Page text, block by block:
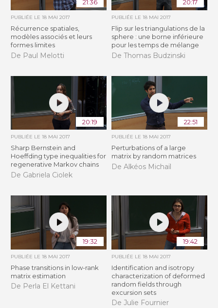
21:36
PUBLIÉE LE18 MAI 2017
Récurrence spatiales,
modèles associés et leurs
formes limites
De Paul Melotti
20:17
PUBLIÉE LE 18 MAI 2017
Flip sur les triangulations de la
sphere : une borne inférieure
pour les temps de mélange
De Thomas Budzinski
20:19
PUBLIÉE LE18 MAI 2017
Sharp Bernstein and
Hoeffding type inequalities for
regenerative Markov chains
De Gabriela Ciolek
22:51
PUBLIÉE LE 18 MAI 2017
Perturbations of a large
matrix by random matrices
De Alkéos Michaïl
19:32
PUBLIÉE LE18 MAI 2017
Phase transitions in low-rank
matrix estimation
De Perla El Kettani
19:42
PUBLIÉE LE 18 MAI 2017
Identification and isotropy
characterization of deformed
random fields through
excursion sets
De Julie Fournier